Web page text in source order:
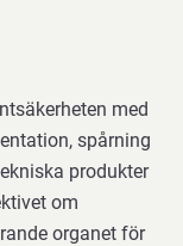
med
spårning
produkter
om
organet för